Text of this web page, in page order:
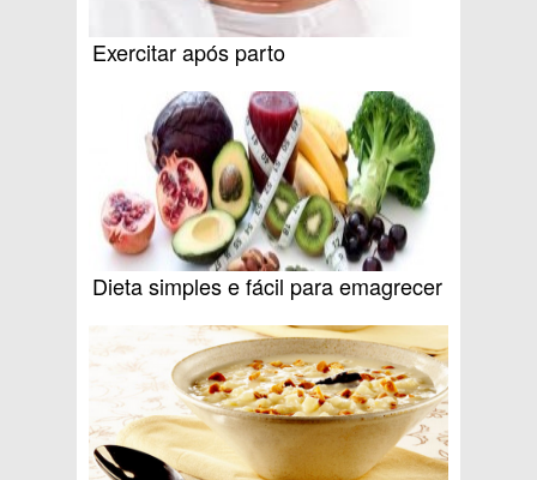
Exercitar após parto
Dieta simples e fácil para emagrecer